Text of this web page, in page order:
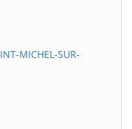
MICHEL-SUR-